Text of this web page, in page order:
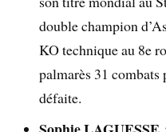
double champion
KO technique au 8e
palmarès 31
défaite.